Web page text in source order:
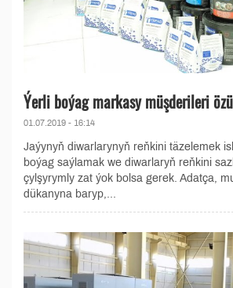
Ýerli boýag markasy müşderileri
01.07.2019 - 16:14
Jaýynyň diwarlarynyň reňkini täzelemek
boýag saýlamak we diwarlaryň reňkini
çylşyrymly zat ýok bolsa gerek. Adatça,
dükanyna baryp,...